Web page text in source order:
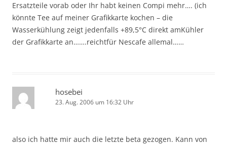
Ersatzteile vorab oder Ihr habt keinen Compi mehr…. (ich
könnte Tee auf meiner Grafikkarte kochen – die
Wasserkühlung zeigt jedenfalls +89,5°C direkt amKühler
der Grafikkarte an…….reichtfür Nescafe allemal……
hosebei
23. Aug. 2006 um 16:32 Uhr
also ich hatte mir auch die letzte beta gezogen. Kann von